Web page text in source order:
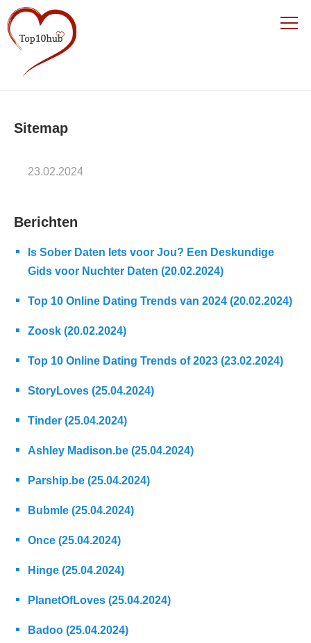
Sitemap
23.02.2024
Berichten
Is Sober Daten Iets voor Jou? Een Deskundige
Gids voor Nuchter Daten (20.02.2024)
Top 10 Online Dating Trends van 2024 (20.02.2024)
Zoosk (20.02.2024)
Top 10 Online Dating Trends of 2023 (23.02.2024)
StoryLoves (25.04.2024)
Tinder (25.04.2024)
Ashley Madison.be (25.04.2024)
Parship.be (25.04.2024)
Bubmle (25.04.2024)
Once (25.04.2024)
Hinge (25.04.2024)
PlanetOfLoves (25.04.2024)
Badoo (25.04.2024)